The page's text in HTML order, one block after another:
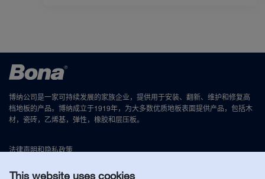
This website uses cookies
博纳公司是一家可持续发展的家族企业，提供用于安装、翻新、维护和修复高
档地板的产品。博纳成立于1919年，为大多数优质地板表面提供产品，包括木
材，瓷砖，乙烯基，弹性，橡胶和层压板。
法律声明和隐私政策